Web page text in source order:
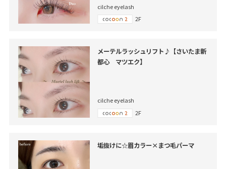
cilche eyelash
2F
メーテルラッシュリフト♪【さいたま新
都心 マツエク】
cilche eyelash
2F
垢抜けに☆眉カラー×まつ毛パーマ